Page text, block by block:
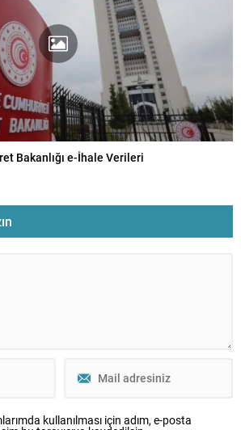
Bakanlığı e-İhale Verileri
kullanılması için adım, e-posta